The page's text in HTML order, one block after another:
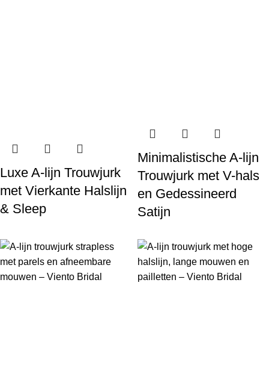
Luxe A-lijn Trouwjurk
met Vierkante Halslijn
& Sleep
Minimalistische A-lijn
Trouwjurk met V-hals
en Gedessineerd
Satijn